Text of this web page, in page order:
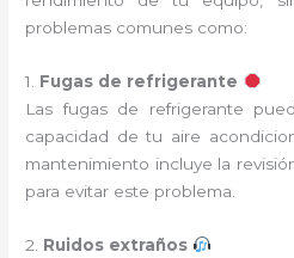
problemas comunes como:
1. Fugas de refrigerante
Las fugas de refrigerante
capacidad de tu aire
mantenimiento incluye la
para evitar este problema.
2. Ruidos extraños